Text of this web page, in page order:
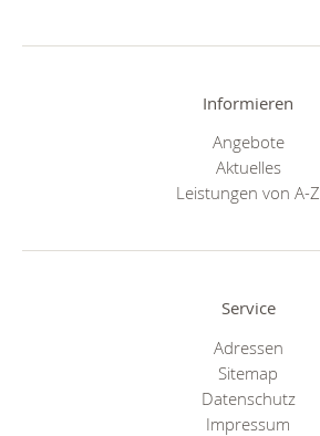
Informieren
Angebote
Aktuelles
Leistungen von A-Z
Service
Adressen
Sitemap
Datenschutz
Impressum